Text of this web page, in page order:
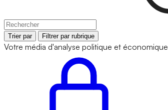
Trier par Filtrer par rubrique
Votre média d'analyse politique et économique